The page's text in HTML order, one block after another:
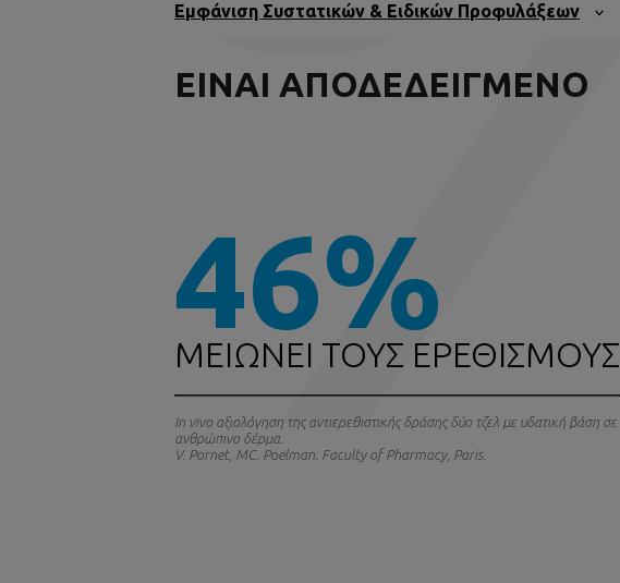
Εμφάνιση Συστατικών & Ειδικών Προφυλάξεων
ΕΙΝΑΙ ΑΠΟΔΕΔΕΙΓΜΕΝΟ
46%
ΜΕΙΩΝΕΙ ΤΟΥΣ ΕΡΕΘΙΣΜΟΥΣ
In vivo αξιολόγηση της αντιερεθιστικής δράσης δύο τζελ με υδατική βάση σε
ανθρώπινο δέρμα.
V. Pornet, MC. Poelman. Faculty of Pharmacy, Paris.